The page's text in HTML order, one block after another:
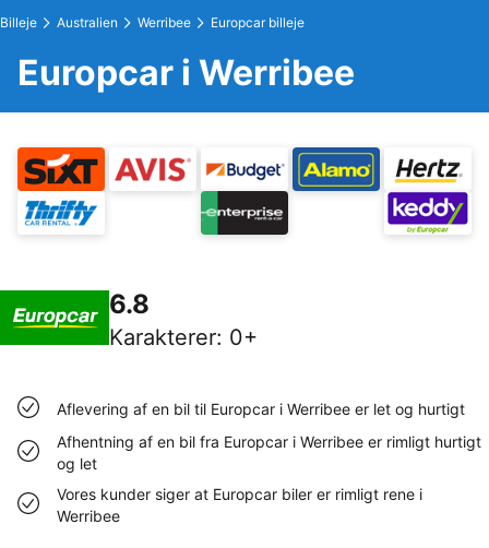
Billeje Australien Werribee Europcar billeje
Europcar i Werribee
6.8
Karakterer: 0+
Aflevering af en bil til Europcar i Werribee er let og hurtigt
Afhentning af en bil fra Europcar i Werribee er rimligt hurtigt
og let
Vores kunder siger at Europcar biler er rimligt rene i
Werribee